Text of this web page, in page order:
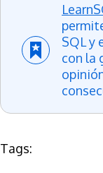
SQL y
con la
Tags: